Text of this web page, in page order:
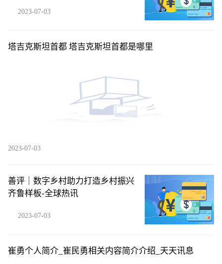
2023-07-03
塔吉克斯坦首都 塔吉克斯坦首都是哪里
2023-07-03
善评｜数字乡村助力打造乡村振兴
齐鲁样板-全球热讯
2023-07-03
崔勇个人简介_崔民勇相关内容简介介绍_天天讯息